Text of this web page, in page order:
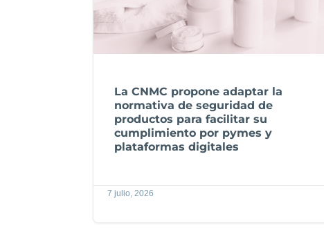
La CNMC propone adaptar la
normativa de seguridad de
productos para facilitar su
cumplimiento por pymes y
plataformas digitales
7 julio, 2026